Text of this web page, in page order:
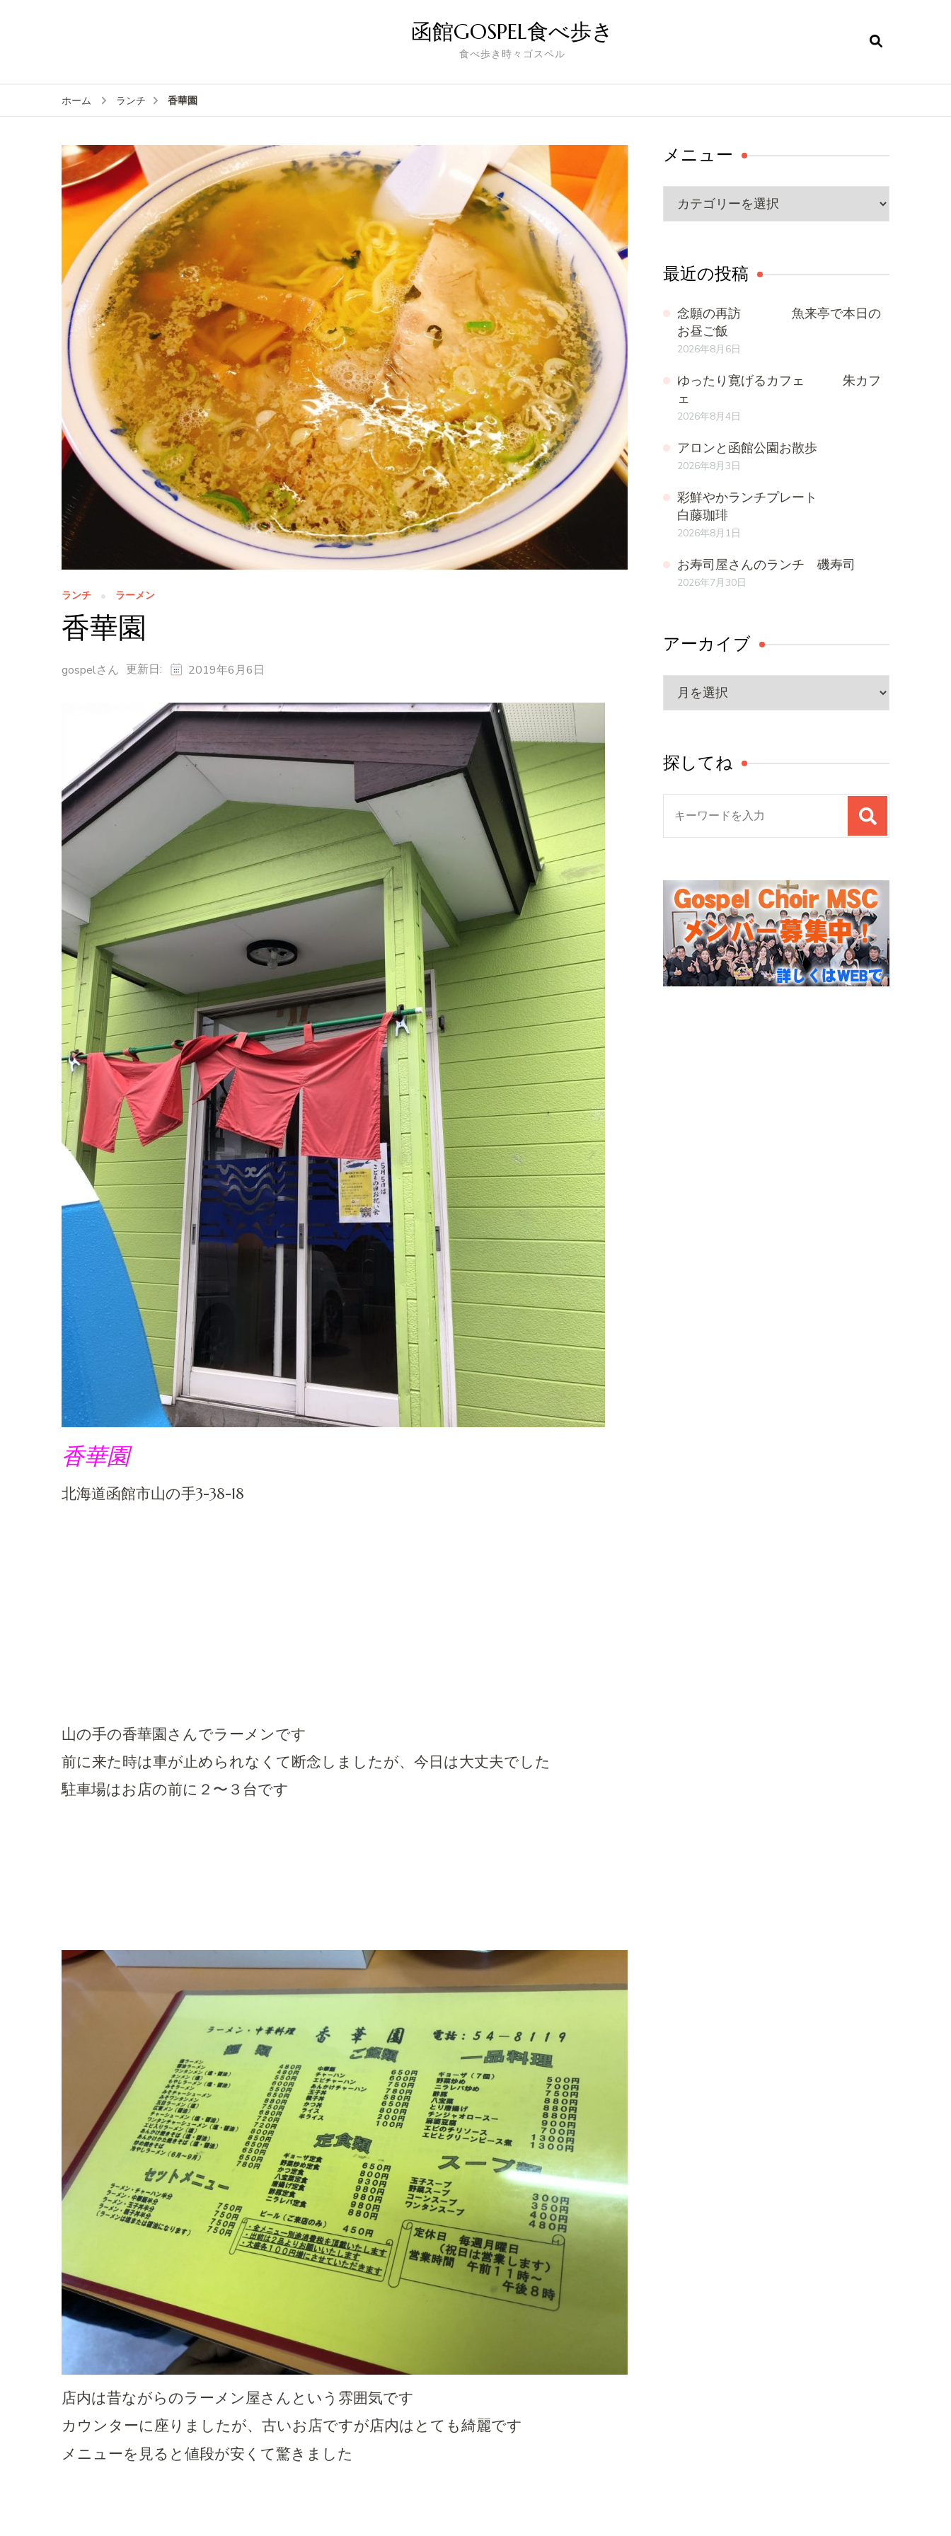
函館GOSPEL食べ歩き
食べ歩き時々ゴスペル
ホーム ランチ 香華園
ランチ ラーメン
香華園
gospelさん 更新日: 2019年6月6日
香華園
北海道函館市山の手3-38-18
山の手の香華園さんでラーメンです
前に来た時は車が止められなくて断念しましたが、今日は大丈夫でした
駐車場はお店の前に２〜３台です
店内は昔ながらのラーメン屋さんという雰囲気です
カウンターに座りましたが、古いお店ですが店内はとても綺麗です
メニューを見ると値段が安くて驚きました
メニュー
ニ
最近の投稿
念願の再訪 魚来亭で本日の
お昼ご飯
2026年8月6日
ゆったり寛げるカフェ 朱カフ
ェ
2026年8月4日
アロンと函館公園お散歩
2026年8月3日
彩鮮やかランチプレート
白藤珈琲
2026年8月1日
お寿司屋さんのランチ 磯寿司
2026年7月30日
アーカイブ
ー
ブ
探してね